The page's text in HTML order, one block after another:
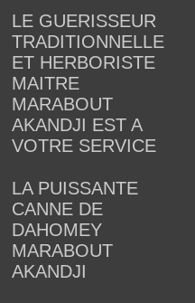
LE GUERISSEUR
TRADITIONNELLE
ET HERBORISTE
MAITRE
MARABOUT
AKANDJI EST A
VOTRE SERVICE
LA PUISSANTE
CANNE DE
DAHOMEY
MARABOUT
AKANDJI